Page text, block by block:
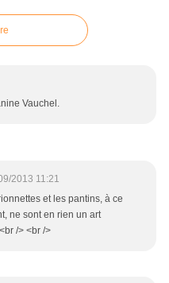
Vauchel.
2013 11:21
et les pantins, à ce
ne sont en rien un art
/> <br />